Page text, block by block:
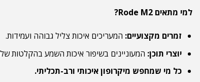
למי מתאים Rode M2?
זמרים מקצועיים: המעריכים איכות צליל גבוהה ועמידות.
יוצרי תוכן: המעוניינים בשיפור איכות השמע בהקלטות
כל מי שמחפש מיקרופון איכותי ורב-תכליתי.